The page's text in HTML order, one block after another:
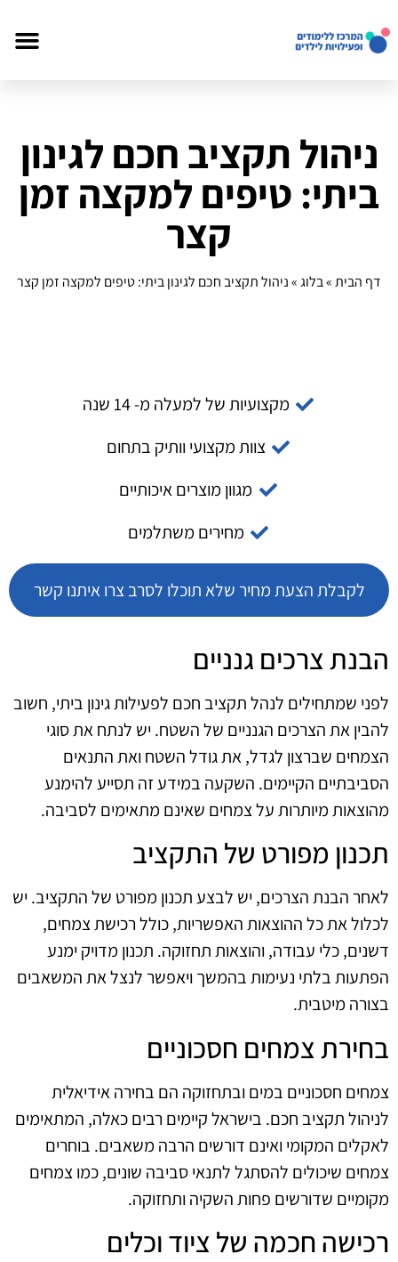
ניהול תקציב חכם לגינון
ביתי: טיפים למקצה זמן
קצר
דף הבית»בלוג»ניהול תקציב חכם לגינון ביתי: טיפים למקצה זמן קצר
מקצועיות של למעלה מ- 14 שנה
צוות מקצועי וותיק בתחום
מגוון מוצרים איכותיים
מחירים משתלמים
לקבלת הצעת מחיר שלא תוכלו לסרב צרו איתנו קשר
הבנת צרכים גנניים
לפני שמתחילים לנהל תקציב חכם לפעילות גינון ביתי, חשוב
להבין את הצרכים הגנניים של השטח. יש לנתח את סוגי
הצמחים שברצון לגדל, את גודל השטח ואת התנאים
הסביבתיים הקיימים. השקעה במידע זה תסייע להימנע
מהוצאות מיותרות על צמחים שאינם מתאימים לסביבה.
תכנון מפורט של התקציב
לאחר הבנת הצרכים, יש לבצע תכנון מפורט של התקציב. יש
לכלול את כל ההוצאות האפשריות, כולל רכישת צמחים,
דשנים, כלי עבודה, והוצאות תחזוקה. תכנון מדויק ימנע
הפתעות בלתי נעימות בהמשך ויאפשר לנצל את המשאבים
בצורה מיטבית.
בחירת צמחים חסכוניים
צמחים חסכוניים במים ובתחזוקה הם בחירה אידיאלית
לניהול תקציב חכם. בישראל קיימים רבים כאלה, המתאימים
לאקלים המקומי ואינם דורשים הרבה משאבים. בוחרים
צמחים שיכולים להסתגל לתנאי סביבה שונים, כמו צמחים
מקומיים שדורשים פחות השקיה ותחזוקה.
רכישה חכמה של ציוד וכלים